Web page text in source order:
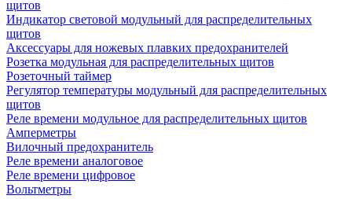
щитов
Индикатор световой модульный для распределительных
щитов
Аксессуары для ножевых плавких предохранителей
Розетка модульная для распределительных щитов
Розеточный таймер
Регулятор температуры модульный для распределительных
щитов
Реле времени модульное для распределительных щитов
Амперметры
Вилочный предохранитель
Реле времени аналоговое
Реле времени цифровое
Вольтметры